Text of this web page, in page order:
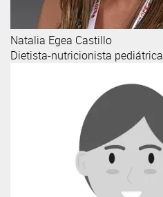
Natalia Egea Castillo
Dietista-nutricionista pediátrica